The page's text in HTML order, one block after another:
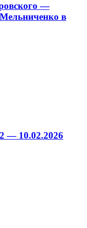
—
в
— 10.02.2026